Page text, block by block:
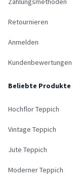
Retournieren
Anmelden
Kundenbewertungen
Beliebte Produkte
Hochflor Teppich
Vintage Teppich
Jute Teppich
Moderner Teppich